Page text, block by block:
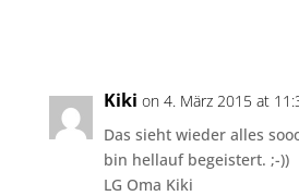
Kiki on 4. März 2015 at
Das sieht wieder alles
bin hellauf begeistert. ;-))
LG Oma Kiki